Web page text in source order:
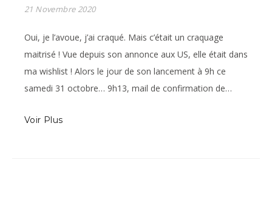
21 Novembre 2020
Oui, je l’avoue, j’ai craqué. Mais c’était un craquage
maitrisé ! Vue depuis son annonce aux US, elle était dans
ma wishlist ! Alors le jour de son lancement à 9h ce
samedi 31 octobre… 9h13, mail de confirmation de…
Voir Plus